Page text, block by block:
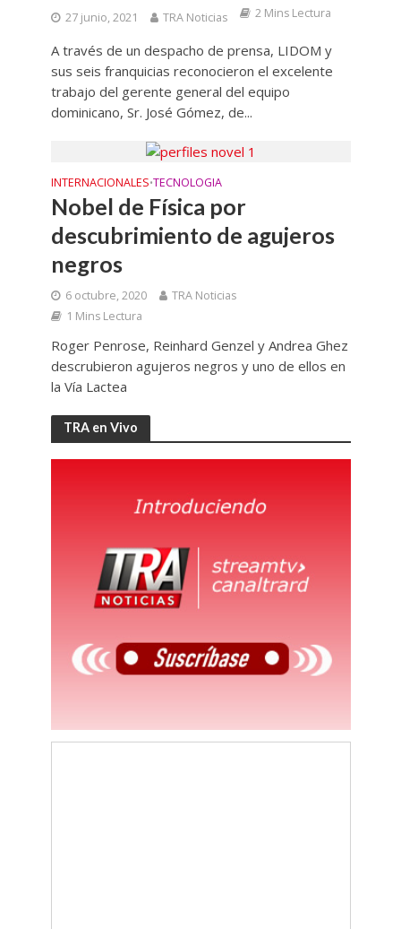
27 junio, 2021 TRA Noticias 2 Mins Lectura
A través de un despacho de prensa, LIDOM y
sus seis franquicias reconocieron el excelente
trabajo del gerente general del equipo
dominicano, Sr. José Gómez, de...
INTERNACIONALES•TECNOLOGIA
Nobel de Física por
descubrimiento de agujeros
negros
6 octubre, 2020
TRA Noticias
1 Mins Lectura
Roger Penrose, Reinhard Genzel y Andrea Ghez
descrubieron agujeros negros y uno de ellos en
la Vía Lactea
TRA en Vivo